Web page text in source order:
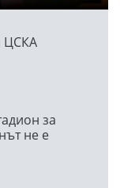
ЦСКА
за
не е